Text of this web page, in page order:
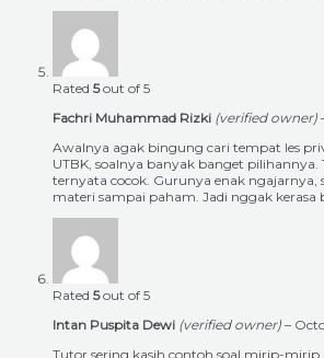
Rated 5out of 5
Fachri Muhammad Rizki (verified owner)
Awalnya agak bingung cari tempat les
UTBK, soalnya banyak banget pilihannya.
ternyata cocok. Gurunya enak ngajarnya,
materi sampai paham. Jadi nggak kerasa
Rated 5out of 5
Intan Puspita Dewi (verified owner) –
Tutor sering kasih contoh soal mirip-mirip